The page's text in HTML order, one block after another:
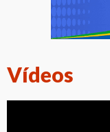
Vídeos